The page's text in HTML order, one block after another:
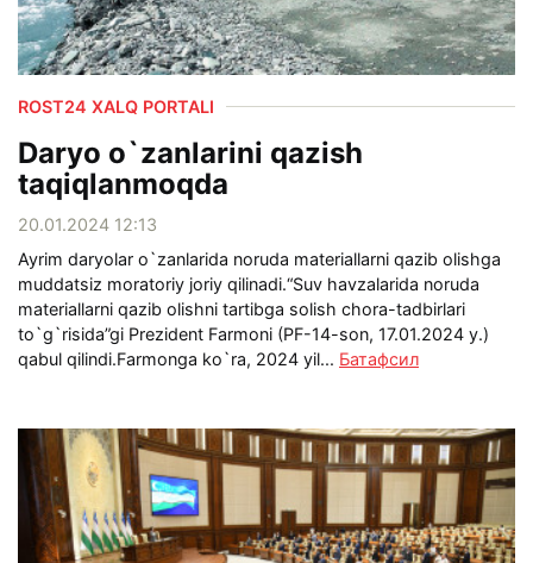
ROST24 XALQ PORTALI
Daryo o`zanlarini qazish
taqiqlanmoqda
20.01.2024 12:13
Ayrim daryolar o`zanlarida noruda materiallarni qazib olishga
muddatsiz moratoriy joriy qilinadi.“Suv havzalarida noruda
materiallarni qazib olishni tartibga solish chora-tadbirlari
to`g`risida”gi Prezident Farmoni (PF-14-son, 17.01.2024 y.)
qabul qilindi.Farmonga ko`ra, 2024 yil... Батафсил